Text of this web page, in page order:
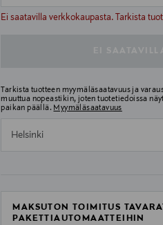
Ei saatavilla verkkokaupasta. Tarkista
null
Tarkista tuotteen myymäläsaatavuus ja
muuttua nopeastikin, joten tuotetiedoissa
paikan päällä. Myymäläsaatavuus
Helsinki
MAKSUTON TOIMITUS
PAKETTIAUTOMAATTEIHIN